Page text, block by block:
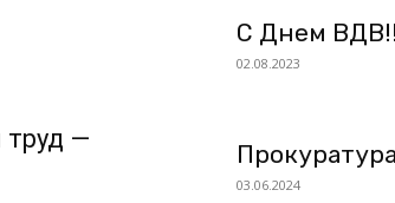
труд —
С Днем
02.08.2023
03.06.2024